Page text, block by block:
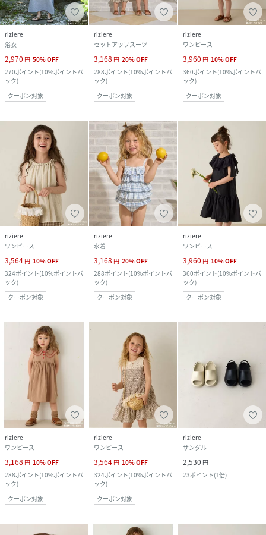
riziere
浴衣
2,970 円 50%OFF
270ポイント(10%ポイントバ
ック)
クーポン対象
riziere
セットアップスーツ
3,168 円 20%OFF
288ポイント(10%ポイントバ
ック)
クーポン対象
riziere
ワンピース
3,960 円 10%OFF
360ポイント(10%ポイントバ
ック)
クーポン対象
riziere
ワンピース
3,564 円 10%OFF
324ポイント(10%ポイントバ
ック)
クーポン対象
riziere
水着
3,168 円 20%OFF
288ポイント(10%ポイントバ
ック)
クーポン対象
riziere
ワンピース
3,960 円 10%OFF
360ポイント(10%ポイントバ
ック)
クーポン対象
riziere
ワンピース
3,168 円 10%OFF
288ポイント(10%ポイントバ
ック)
クーポン対象
riziere
ワンピース
3,564 円 10%OFF
324ポイント(10%ポイントバ
ック)
クーポン対象
riziere
サンダル
2,530 円
23ポイント(1倍)